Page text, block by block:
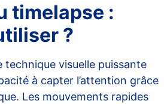
timelapse :
?
technique visuelle puissante
à capter l’attention grâce
Les mouvements rapides